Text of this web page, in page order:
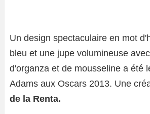
Un design spectaculaire en mot
bleu et une jupe volumineuse
d'organza et de mousseline a été
Adams aux Oscars 2013. Une
de la Renta.